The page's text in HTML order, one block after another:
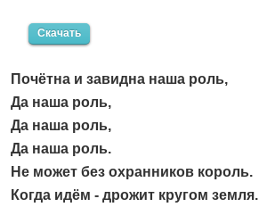
Скачать
Почётна и завидна наша роль,
Да наша роль,
Да наша роль,
Да наша роль.
Не может без охранников король.
Когда идём - дрожит кругом земля.